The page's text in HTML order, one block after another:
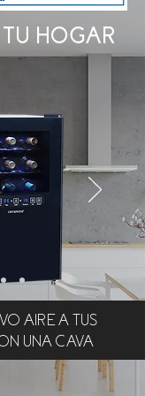
HOGAR
AIRE A TUS
UNA CAVA